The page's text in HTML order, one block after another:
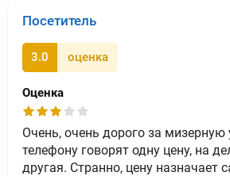
Посетитель
3.0 оценка
Оценка
Очень, очень дорого за мизерную
телефону говорят одну цену, на
другая. Странно, цену назначает